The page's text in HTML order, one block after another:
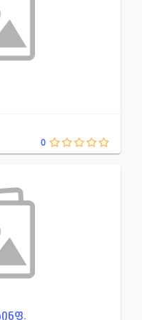
უროლოგია, ნეფროლოგია
ფოსფონის მჟავას
ფტორქინოლონების
ფიტოპრეპარატები
ქლორამფენიკოლი
ქსოვილების ტროფიკისა
ღებინების
შემკვრელი და
0